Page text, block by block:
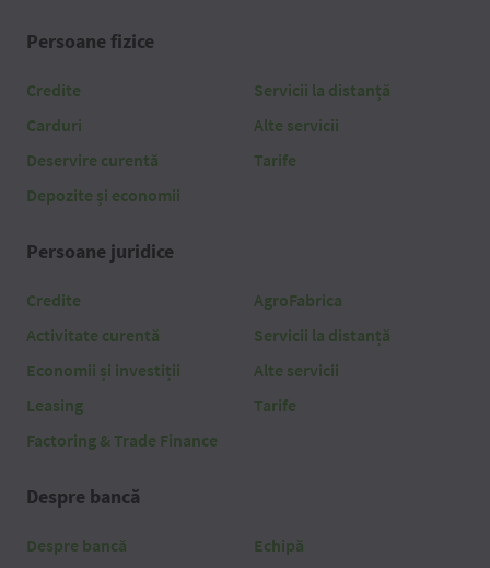
Persoane fizice
Credite
Carduri
Deservire curentă
Depozite și economii
Servicii la distanță
Alte servicii
Tarife
Persoane juridice
Credite
Activitate curentă
Economii și investiții
Leasing
Factoring & Trade Finance
AgroFabrica
Servicii la distanță
Alte servicii
Tarife
Despre bancă
Despre bancă
Echipă